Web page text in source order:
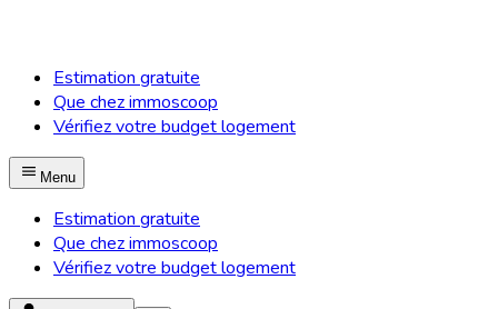
Estimation gratuite
Que chez immoscoop
Vérifiez votre budget logement
Menu
Estimation gratuite
Que chez immoscoop
Vérifiez votre budget logement